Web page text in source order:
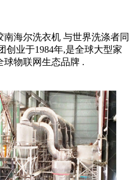
海尔洗衣机 与世界洗涤者同
创业于1984年,是全球大型家
球物联网生态品牌 .